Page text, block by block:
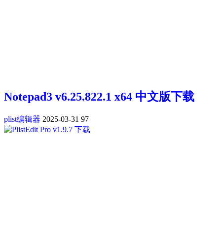
Notepad3 v6.25.822.1 x64 中文版下载
plist编辑器 2025-03-31 97